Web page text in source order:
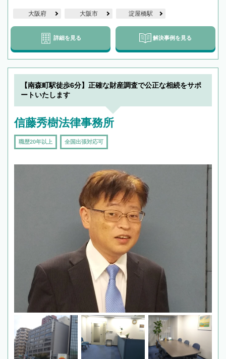
大阪府 大阪市 淀屋橋駅
詳細を見る 解決事例を見る
【南森町駅徒歩6分】正確な財産調査で公正な相続をサポ
ートいたします
信藤秀樹法律事務所
職歴20年以上 全国出張対応可